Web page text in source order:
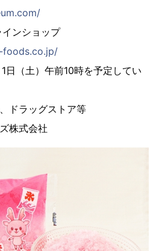
インショップ
foods.co.jp/
日（土）午前10時を予定してい
ドラッグストア等
株式会社